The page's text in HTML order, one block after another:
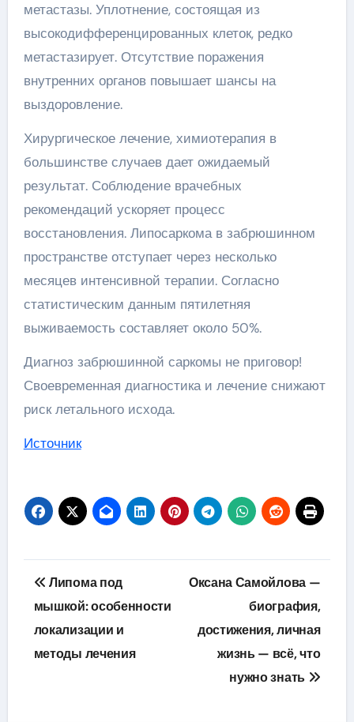
метастазы. Уплотнение, состоящая из
высокодифференцированных клеток, редко
метастазирует. Отсутствие поражения
внутренних органов повышает шансы на
выздоровление.
Хирургическое лечение, химиотерапия в
большинстве случаев дает ожидаемый
результат. Соблюдение врачебных
рекомендаций ускоряет процесс
восстановления. Липосаркома в забрюшинном
пространстве отступает через несколько
месяцев интенсивной терапии. Согласно
статистическим данным пятилетняя
выживаемость составляет около 50%.
Диагноз забрюшинной саркомы не приговор!
Своевременная диагностика и лечение снижают
риск летального исхода.
Источник
Навигация
по
записям
Липома под
мышкой: особенности
локализации и
методы лечения
Оксана Самойлова —
биография,
достижения, личная
жизнь — всё, что
нужно знать